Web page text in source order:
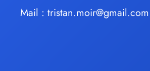
Mail : tristan.moir@gmail.com